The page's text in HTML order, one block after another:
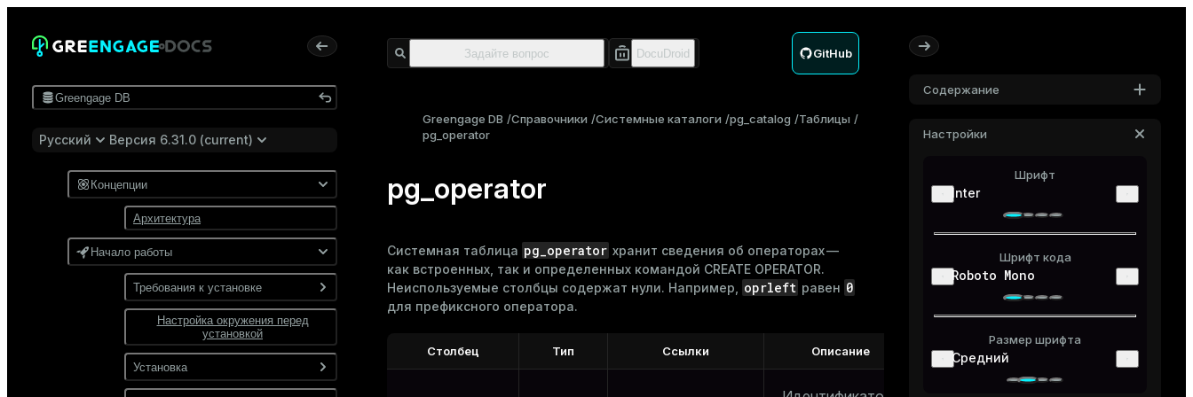
GitHub
Greengage DB
Русский Версия 6.31.0 (current)
Концепции
Архитектура
Начало работы
Требования к установке
Программные требования
Требования к сети
Настройка окружения перед
установкой
Установка
Содержание
Настройки
Шрифт
Inter
Шрифт кода
Roboto Mono
Размер шрифта
Средний
Greengage DB Справочники Системные каталоги pg_catalog
Таблицы
pg_operator
pg_operator
Системная таблица pg_operator хранит сведения об операторах —
как встроенных, так и определенных командой CREATE OPERATOR.
Неиспользуемые столбцы содержат нули. Например,
oprleft равен 0
для префиксного оператора.
Столбец Тип Ссылки Описание